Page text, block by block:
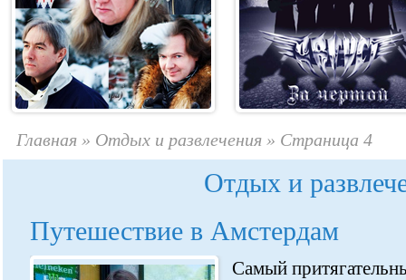
Главная » Отдых и развлечения » Страница 4
Отдых и
Путешествие в Амстердам
Самый